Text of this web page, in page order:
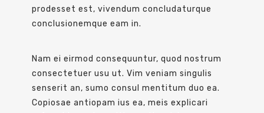
prodesset est, vivendum concludaturque
conclusionemque eam in.
Nam ei eirmod consequuntur, quod nostrum
consectetuer usu ut. Vim veniam singulis
senserit an, sumo consul mentitum duo ea.
Copiosae antiopam ius ea, meis explicari